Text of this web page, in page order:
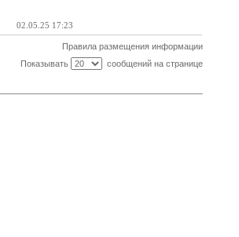
02.05.25 17:23
Правила размещения информации
Показывать
сообщений на странице